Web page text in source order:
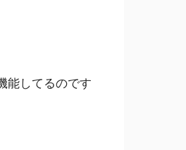
能してるのです